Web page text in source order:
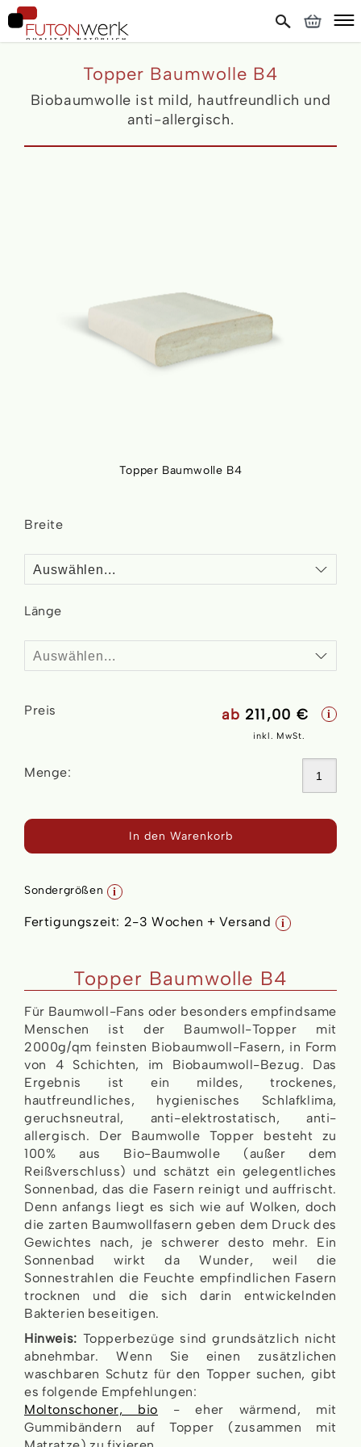
Topper Baumwolle B4
Biobaumwolle ist mild, hautfreundlich und
anti-allergisch.
Breite
Länge
Preis
ab 211,00 € i
inkl. MwSt.
Menge:
In den Warenkorb
Sondergrößen i
Fertigungszeit: 2-3 Wochen + Versand i
Topper Baumwolle B4
the
the
gallery
Topper Baumwolle B4
Für Baumwoll-Fans oder besonders empfindsame
Menschen ist der Baumwoll-Topper mit
2000g/qm feinsten Biobaumwoll-Fasern, in Form
von 4 Schichten, im Biobaumwoll-Bezug. Das
Ergebnis ist ein mildes, trockenes,
hautfreundliches, hygienisches Schlafklima,
geruchsneutral, anti-elektrostatisch, anti-
allergisch. Der Baumwolle Topper besteht zu
100% aus Bio-Baumwolle (außer dem
Reißverschluss) und schätzt ein gelegentliches
Sonnenbad, das die Fasern reinigt und auffrischt.
Denn anfangs liegt es sich wie auf Wolken, doch
die zarten Baumwollfasern geben dem Druck des
Gewichtes nach, je schwerer desto mehr. Ein
Sonnenbad wirkt da Wunder, weil die
Sonnestrahlen die Feuchte empfindlichen Fasern
trocknen und die sich darin entwickelnden
Bakterien beseitigen.
Hinweis: Topperbezüge sind grundsätzlich nicht
abnehmbar. Wenn Sie einen zusätzlichen
waschbaren Schutz für den Topper suchen, gibt
es folgende Empfehlungen:
Moltonschoner, bio - eher wärmend, mit
Gummibändern auf Topper (zusammen mit